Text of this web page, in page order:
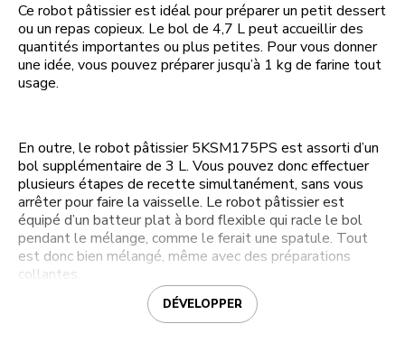
Ce robot pâtissier est idéal pour préparer un petit dessert
ou un repas copieux. Le bol de 4,7 L peut accueillir des
quantités importantes ou plus petites. Pour vous donner
une idée, vous pouvez préparer jusqu’à 1 kg de farine tout
usage.
En outre, le robot pâtissier 5KSM175PS est assorti d’un
bol supplémentaire de 3 L. Vous pouvez donc effectuer
plusieurs étapes de recette simultanément, sans vous
arrêter pour faire la vaisselle. Le robot pâtissier est
équipé d’un batteur plat à bord flexible qui racle le bol
pendant le mélange, comme le ferait une spatule. Tout
est donc bien mélangé, même avec des préparations
collantes.
DÉVELOPPER